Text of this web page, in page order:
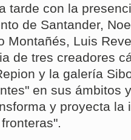
tarde con la
de Santander,
Montañés, Luis
de tres creadores
y la galería
en sus ámbitos
y proyecta la